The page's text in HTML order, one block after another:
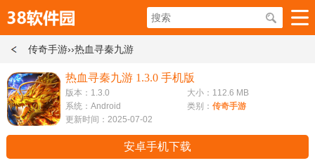
传奇手游››热血寻秦九游
热血寻秦九游 1.3.0 手机版
版本：1.3.0
大小：112.6 MB
系统：Android
类别： 传奇手游
更新时间：2025-07-02
安卓手机下载